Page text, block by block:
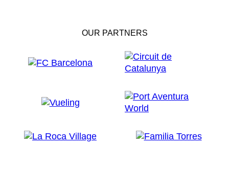
OUR PARTNERS